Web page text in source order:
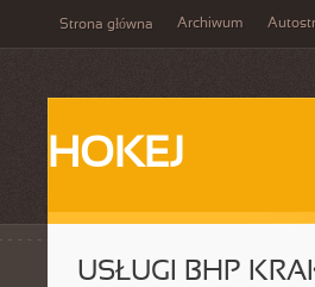
Strona główna Archiwum
HOKEJ
USŁUGI BHP